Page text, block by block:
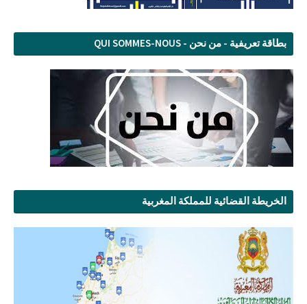
بطاقة تعريفية - من نحن - QUI SOMMES-NOUS
الخريطة القضائية للمملكة المغربية